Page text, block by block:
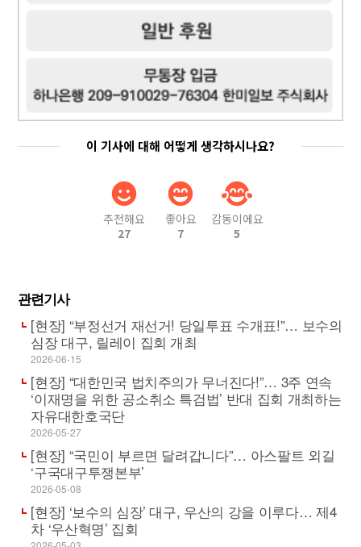
이 기사에 대해 어떻게 생각하시나요?
추천해요
27
좋아요
7
감동이에요
5
관련기사
[현장] “부정선거 재선거! 당일투표 수개표!”… 보수의
심장 대구, 릴레이 집회 개최
2026-06-15
[현장] “대한민국 법치주의가 무너진다!”… 3주 연속
‘이재명을 위한 공소취소 특검법’ 반대 집회 개최하는
자유대한호국단
2026-05-27
[현장] “국민이 부르면 달려갑니다”… 아스팔트 외길
‘구국대구투쟁본부’
2026-05-08
[현장] ‘보수의 심장’ 대구, 우산의 강을 이루다… 제4
차 ‘우산혁명’ 집회